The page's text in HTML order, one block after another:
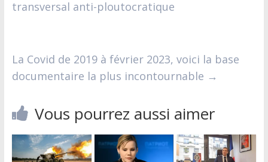
transversal anti-ploutocratique
La Covid de 2019 à février 2023, voici la base
documentaire la plus incontournable →
Vous pourrez aussi aimer